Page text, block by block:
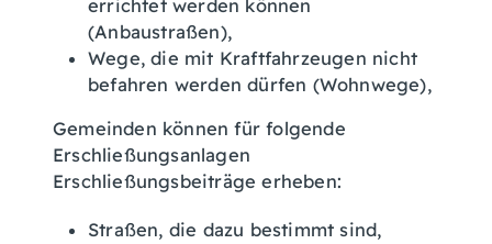
errichtet werden können
(Anbaustraßen),
Wege, die mit Kraftfahrzeugen nicht
befahren werden dürfen (Wohnwege),
Gemeinden können für folgende
Erschließungsanlagen
Erschließungsbeiträge erheben:
Straßen, die dazu bestimmt sind,